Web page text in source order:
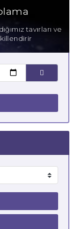
tavırları ve